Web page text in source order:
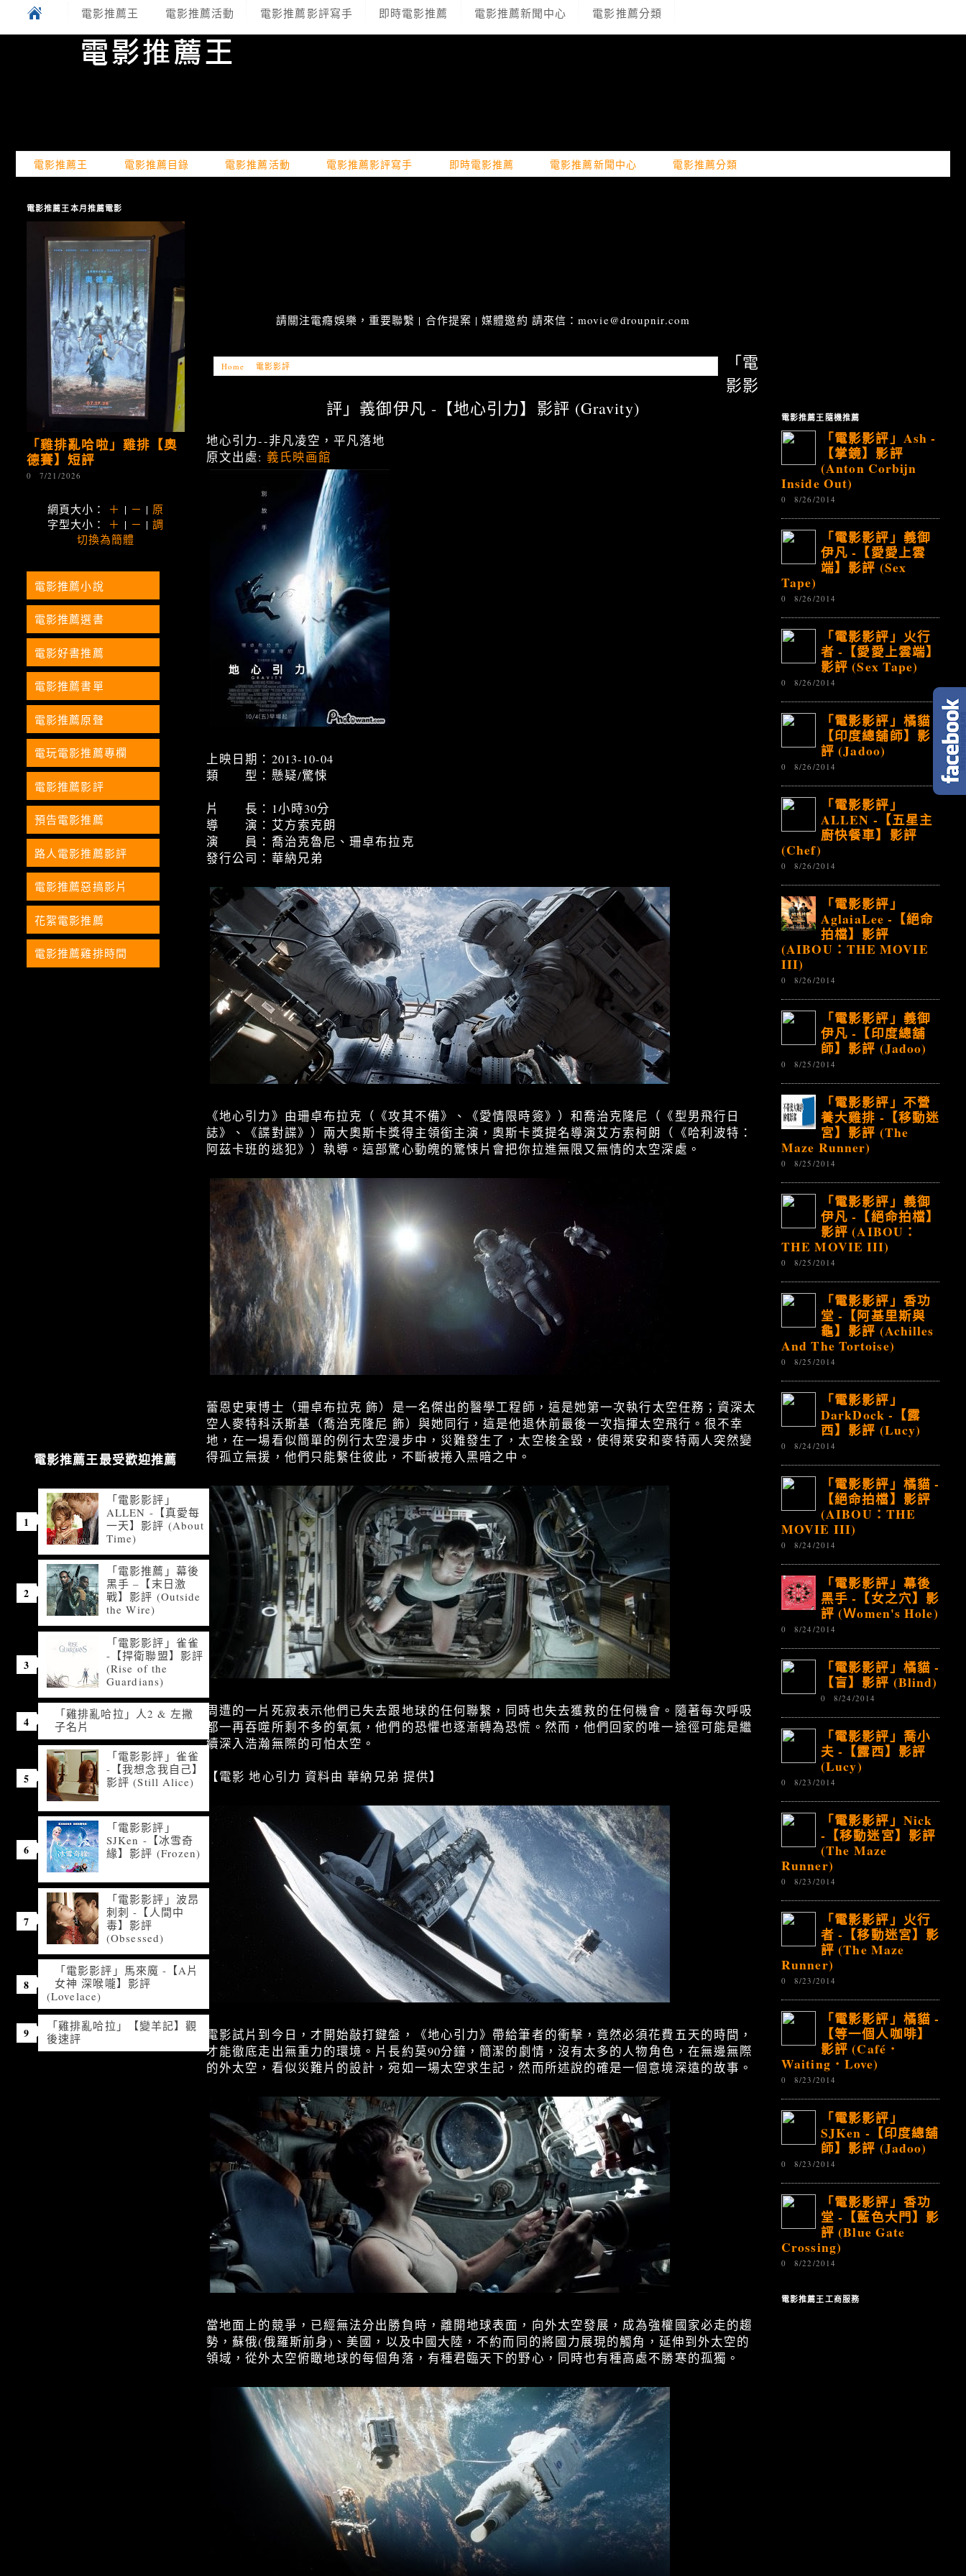
電影推薦王 電影推薦活動 電影推薦影評寫手 即時電影推薦 電影推薦新聞中心 電影推薦分類
電影推薦王 電影推薦目錄 電影推薦活動 電影推薦影評寫手 即時電影推薦 電影推薦新聞中心 電影推薦分類
請關注電癮娛樂，重要聯繫 | 合作提案 | 媒體邀約 請來信：movie@droupnir.com
Home 電影影評
「電
影影
評」義御伊凡 -【地心引力】影評 (Gravity)
地心引力--非凡凌空，平凡落地
原文出處: 義氏映画館
上映日期：2013-10-04
類 型：懸疑/驚悚
片 長：1小時30分
導 演：艾方索克朗
演 員：喬治克魯尼、珊卓布拉克
發行公司：華納兄弟
《地心引力》由珊卓布拉克（《攻其不備》、《愛情限時簽》）和喬治克隆尼（《型男飛行日
誌》、《諜對諜》）兩大奧斯卡獎得主領銜主演，奧斯卡獎提名導演艾方索柯朗（《哈利波特：
阿茲卡班的逃犯》）執導。這部驚心動魄的驚悚片會把你拉進無限又無情的太空深處。
蕾恩史東博士（珊卓布拉克 飾）是一名傑出的醫學工程師，這是她第一次執行太空任務；資深太
空人麥特科沃斯基（喬治克隆尼 飾）與她同行，這是他退休前最後一次指揮太空飛行。很不幸
地，在一場看似簡單的例行太空漫步中，災難發生了，太空梭全毀，使得萊安和麥特兩人突然變
得孤立無援，他們只能繫住彼此，不斷被捲入黑暗之中。
周遭的一片死寂表示他們已失去跟地球的任何聯繫，同時也失去獲救的任何機會。隨著每次呼吸
都一再吞噬所剩不多的氧氣，他們的恐懼也逐漸轉為恐慌。然而，他們回家的唯一途徑可能是繼
續深入浩瀚無際的可怕太空。
【電影 地心引力 資料由 華納兄弟 提供】
電影試片到今日，才開始敲打鍵盤，《地心引力》帶給筆者的衝擊，竟然必須花費五天的時間，
才能徹底走出無重力的環境。片長約莫90分鐘，簡潔的劇情，沒有太多的人物角色，在無邊無際
的外太空，看似災難片的設計，宛如一場太空求生記，然而所述說的確是一個意境深遠的故事。
當地面上的競爭，已經無法分出勝負時，離開地球表面，向外太空發展，成為強權國家必走的趨
勢，蘇俄(俄羅斯前身)、美國，以及中國大陸，不約而同的將國力展現的觸角，延伸到外太空的
領域，從外太空俯瞰地球的每個角落，有種君臨天下的野心，同時也有種高處不勝寒的孤獨。
電影推薦王本月推薦電影
「雞排亂哈啦」雞排【奧
德賽】短評
0 7/21/2026
網頁大小： ＋ | － | 原
字型大小： ＋ | － |調
切換為簡體
電影推薦小說
電影推薦選書
電影好書推薦
電影推薦書單
電影推薦原聲
電玩電影推薦專欄
電影推薦影評
預告電影推薦
路人電影推薦影評
電影推薦惡搞影片
花絮電影推薦
電影推薦雞排時間
電影推薦王最受歡迎推薦
「電影影評」
ALLEN -【真愛每
一天】影評 (About
Time)
「電影推薦」幕後
黑手 –【末日激
戰】影評 (Outside
the Wire)
「電影影評」雀雀
-【捍衛聯盟】影評
(Rise of the
Guardians)
「雞排亂哈拉」人2 & 左撇
子名片
「電影影評」雀雀
-【我想念我自己】
影評 (Still Alice)
「電影影評」
SJKen -【冰雪奇
緣】影評 (Frozen)
「電影影評」波昂
刺刺 -【人間中
毒】影評
(Obsessed)
「電影影評」馬來魔 -【A片
女神 深喉嚨】影評
(Lovelace)
「雞排亂哈拉」【變羊記】觀
後速評
電影推薦王隨機推薦
「電影影評」Ash -
【掌鏡】影評
(Anton Corbijn
Inside Out)
0 8/26/2014
「電影影評」義御
伊凡 -【愛愛上雲
端】影評 (Sex
Tape)
0 8/26/2014
「電影影評」火行
者 -【愛愛上雲端】
影評 (Sex Tape)
0 8/26/2014
「電影影評」橘貓 -
【印度總舖師】影
評 (Jadoo)
0 8/26/2014
「電影影評」
ALLEN -【五星主
廚快餐車】影評
(Chef)
0 8/26/2014
「電影影評」
AglaiaLee -【絕命
拍檔】影評
(AIBOU：THE MOVIE
III)
0 8/26/2014
「電影影評」義御
伊凡 -【印度總舖
師】影評 (Jadoo)
0 8/25/2014
「電影影評」不營
養大雞排 -【移動迷
宮】影評 (The
Maze Runner)
0 8/25/2014
「電影影評」義御
伊凡 -【絕命拍檔】
影評 (AIBOU：
THE MOVIE III)
0 8/25/2014
「電影影評」香功
堂 -【阿基里斯與
龜】影評 (Achilles
And The Tortoise)
0 8/25/2014
「電影影評」
DarkDock -【露
西】影評 (Lucy)
0 8/24/2014
「電影影評」橘貓 -
【絕命拍檔】影評
(AIBOU：THE
MOVIE III)
0 8/24/2014
「電影影評」幕後
黑手 -【女之穴】影
評 (Ｗomen's Hole)
0 8/24/2014
「電影影評」橘貓 -
【盲】影評 (Blind)
0 8/24/2014
「電影影評」喬小
夫 -【露西】影評
(Lucy)
0 8/23/2014
「電影影評」Nick
-【移動迷宮】影評
(The Maze
Runner)
0 8/23/2014
「電影影評」火行
者 -【移動迷宮】影
評 (The Maze
Runner)
0 8/23/2014
「電影影評」橘貓 -
【等一個人咖啡】
影評 (Café．
Waiting．Love)
0 8/23/2014
「電影影評」
SJKen -【印度總舖
師】影評 (Jadoo)
0 8/23/2014
「電影影評」香功
堂 -【藍色大門】影
評 (Blue Gate
Crossing)
0 8/22/2014
電影推薦王工商服務